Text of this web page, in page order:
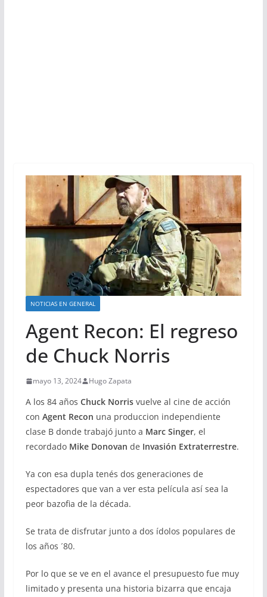
NOTICIAS EN GENERAL
Agent Recon: El regreso
de Chuck Norris
mayo 13, 2024 Hugo Zapata
A los 84 años Chuck Norrisvuelve al cine de acción
con Agent Recon una produccion independiente
clase B donde trabajó junto a Marc Singer, el
recordado Mike Donovan de Invasión Extraterrestre.
Ya con esa dupla tenés dos generaciones de
espectadores que van a ver esta película así sea la
peor bazofia de la década.
Se trata de disfrutar junto a dos ídolos populares de
los años ´80.
Por lo que se ve en el avance el presupuesto fue muy
limitado y presenta una historia bizarra que encaja